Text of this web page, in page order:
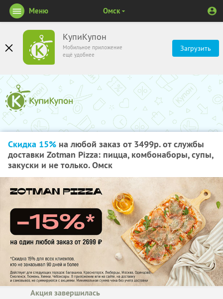
КупиКупон
Мобильное приложение
ещё удобнее
Загрузить
Меню Омск
Скидка 15% на любой заказ от 3499р. от службы
доставки Zotman Pizza: пицца, комбонаборы, супы,
закуски и не только. Омск
Акция завершилась